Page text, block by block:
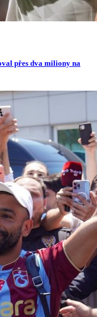
přes dva miliony na